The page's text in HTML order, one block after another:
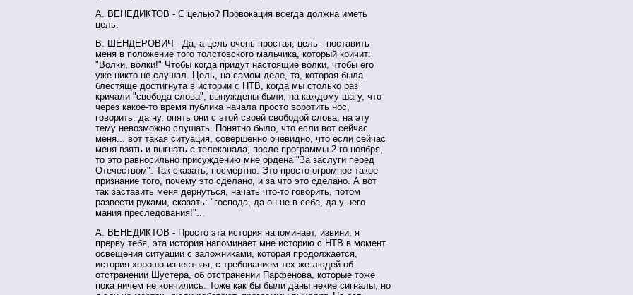
А. ВЕНЕДИКТОВ - C целью? Провокация всегда должна иметь
цель.
В. ШЕНДЕРОВИЧ - Да, а цель очень простая, цель - поставить
меня в положение того толстовского мальчика, который кричит:
"Волки, волки!" Чтобы когда придут настоящие волки, чтобы его
уже никто не слушал. Цель, на самом деле, та, которая была
блестяще достигнута в истории с НТВ, когда мы столько раз
кричали "свобода слова", вынуждены были, на каждому шагу, что
через какое-то время публика начала просто воротить нос,
говорить: да ну, опять они с этой своей свободой слова, на эту
тему невозможно слушать. Понятно было, что если вот сейчас
меня... вот такая ситуация, совершенно очевидно, что если сейчас
меня взять и выгнать с телеканала, после программы 2-го ноября,
то это равносильно присуждению мне ордена "За заслуги перед
Отечеством". Так сказать, посмертно. Это просто огромное такое
признание того, почему это сделано, и за что это сделано. А вот
так заставить меня дернуться, начать что-то говорить, потом
развести руками, сказать: "господа, да он не в себе, да у него
мания преследования!"...
А. ВЕНЕДИКТОВ - Просто эта история напоминает, извини, я
прерву тебя, эта история напоминает мне историю с НТВ в момент
освещения ситуации с заложниками, которая продолжается,
история хорошо известная, с требованием тех же людей об
отстранении Шустера, об отстранении Парфенова, которые тоже
пока ничем не кончились. Тоже как бы были даны некие сигналы, но